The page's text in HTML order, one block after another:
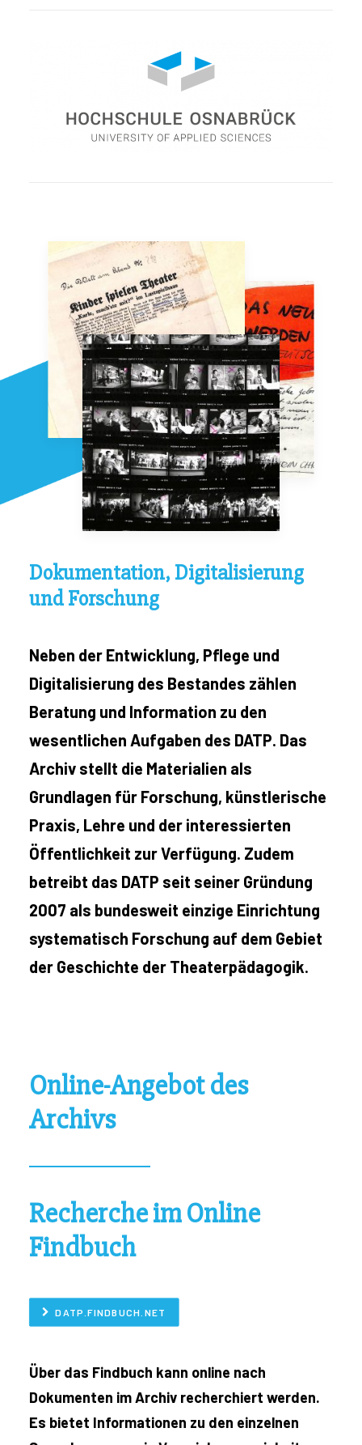
Dokumentation, Digitalisierung
und Forschung
Neben der Entwicklung, Pflege und
Digitalisierung des Bestandes zählen
Beratung und Information zu den
wesentlichen Aufgaben des DATP. Das
Archiv stellt die Materialien als
Grundlagen für Forschung, künstlerische
Praxis, Lehre und der interessierten
Öffentlichkeit zur Verfügung. Zudem
betreibt das DATP seit seiner Gründung
2007 als bundesweit einzige Einrichtung
systematisch Forschung auf dem Ge­biet
der Geschichte der Theaterpädagogik.
Online-Angebot des
Archivs
Recherche im Online
Findbuch
DATP.FINDBUCH.NET
Über das Findbuch kann online nach
Dokumenten im Archiv recherchiert werden.
Es bietet Informationen zu den einzelnen